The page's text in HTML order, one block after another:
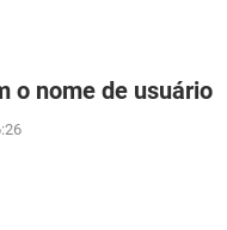
o nome de usuário